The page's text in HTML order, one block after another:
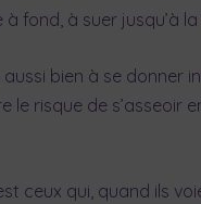
fond, à suer jusqu’à
bien à se
risque de s’asseoir
ceux qui, quand ils